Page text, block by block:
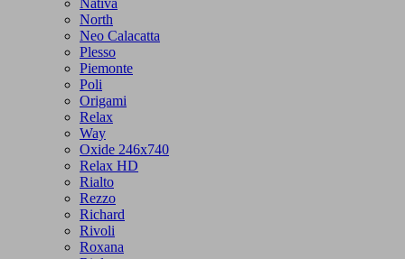
North
Neo Calacatta
Plesso
Piemonte
Poli
Origami
Relax
Way
Oxide 246x740
Relax HD
Rialto
Rezzo
Richard
Rivoli
Roxana